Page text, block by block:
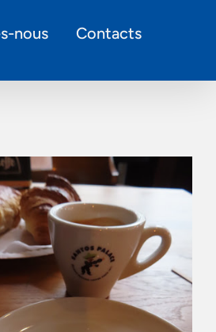
nous Contacts